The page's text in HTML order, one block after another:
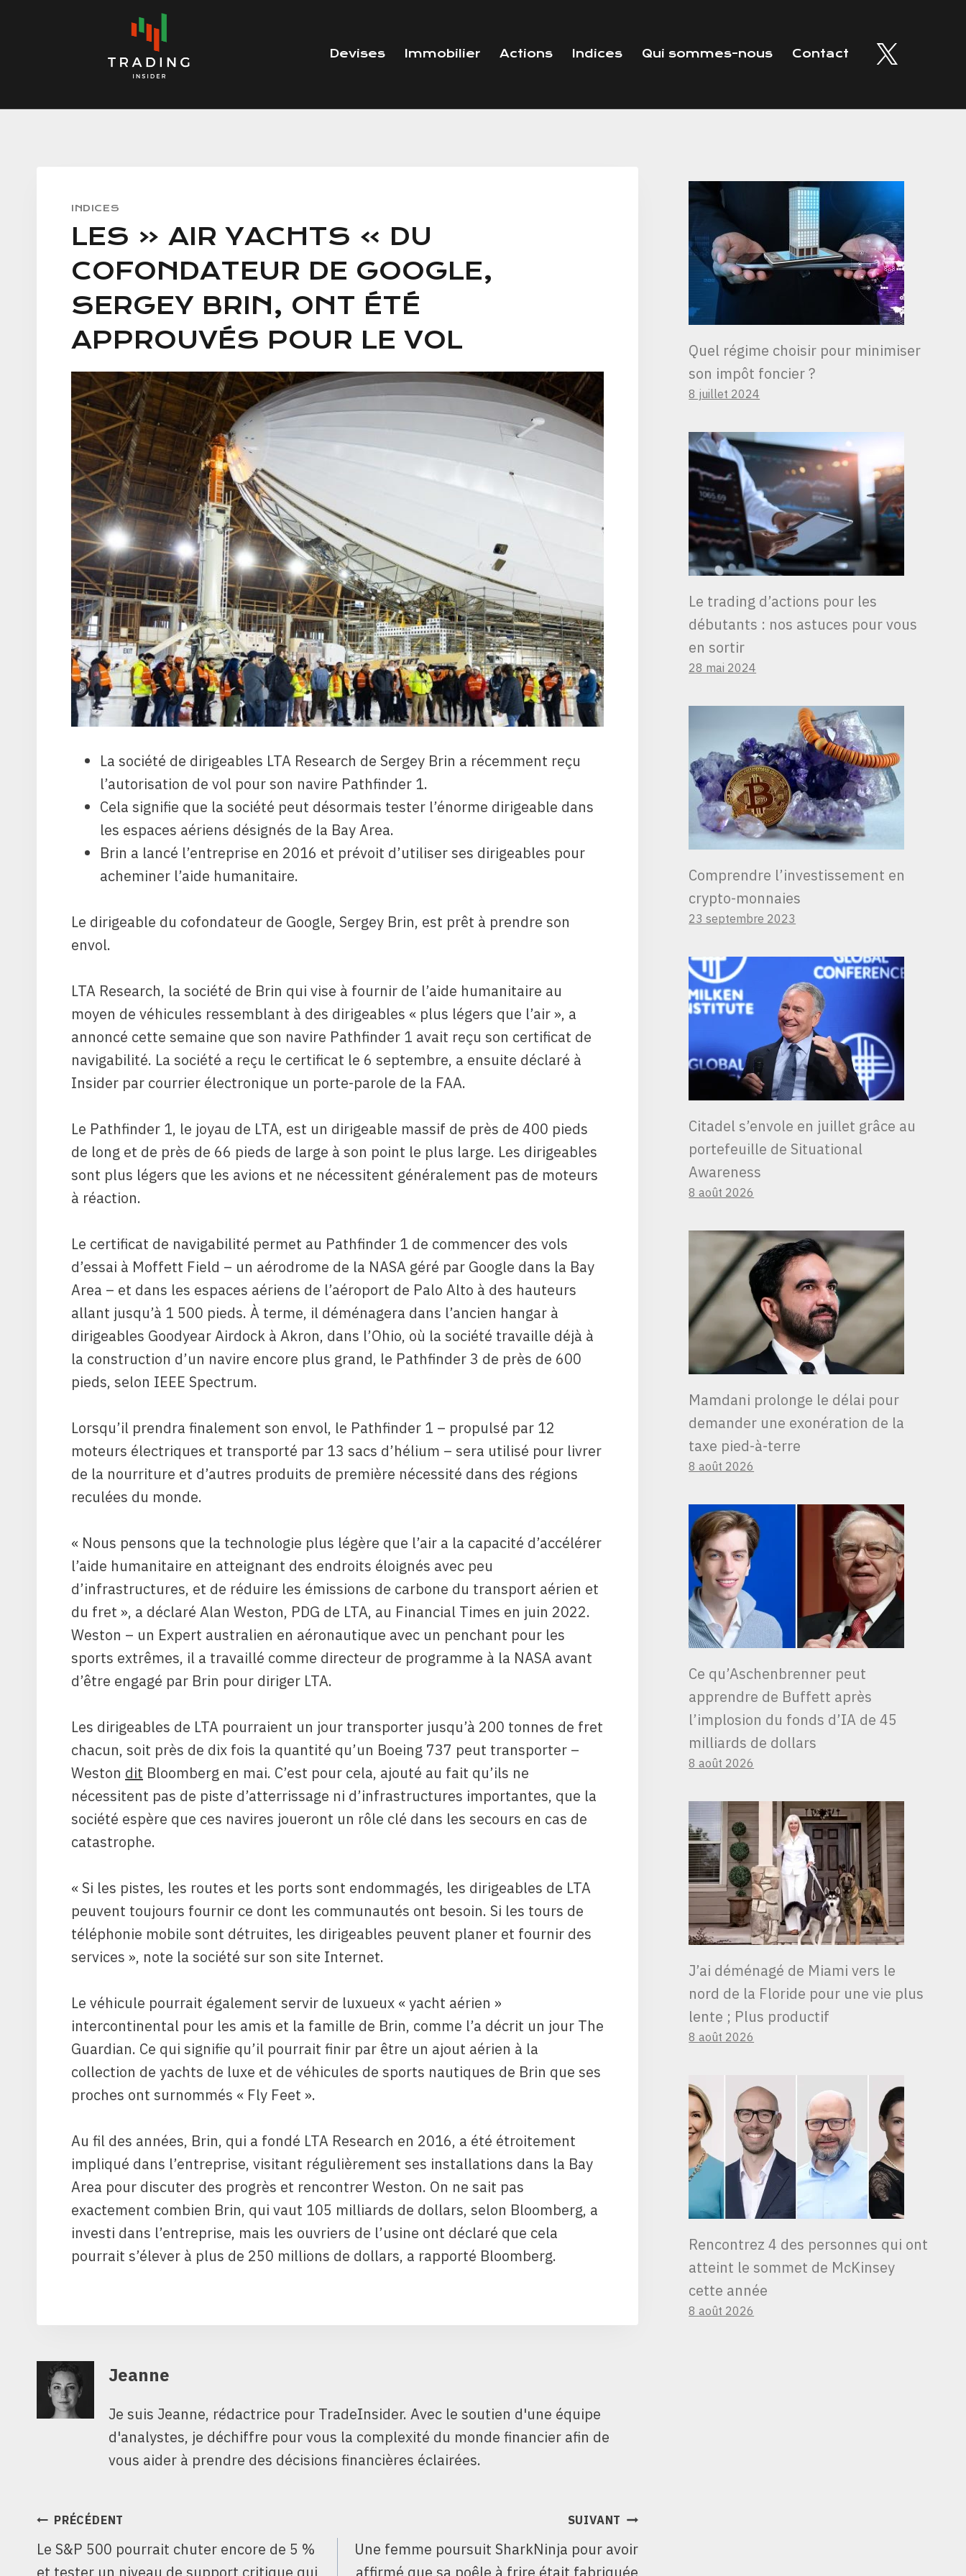
Devises Immobilier Actions Indices Qui sommes-nous Contact
INDICES
LES « AIR YACHTS » DU
COFONDATEUR DE GOOGLE,
SERGEY BRIN, ONT ÉTÉ
APPROUVÉS POUR LE VOL
La société de dirigeables LTA Research de Sergey Brin a récemment reçu
l’autorisation de vol pour son navire Pathfinder 1.
Cela signifie que la société peut désormais tester l’énorme dirigeable dans
les espaces aériens désignés de la Bay Area.
Brin a lancé l’entreprise en 2016 et prévoit d’utiliser ses dirigeables pour
acheminer l’aide humanitaire.
Le dirigeable du cofondateur de Google, Sergey Brin, est prêt à prendre son
envol.
LTA Research, la société de Brin qui vise à fournir de l’aide humanitaire au
moyen de véhicules ressemblant à des dirigeables « plus légers que l’air », a
annoncé cette semaine que son navire Pathfinder 1 avait reçu son certificat de
navigabilité. La société a reçu le certificat le 6 septembre, a ensuite déclaré à
Insider par courrier électronique un porte-parole de la FAA.
Le Pathfinder 1, le joyau de LTA, est un dirigeable massif de près de 400 pieds
de long et de près de 66 pieds de large à son point le plus large. Les dirigeables
sont plus légers que les avions et ne nécessitent généralement pas de moteurs
à réaction.
Le certificat de navigabilité permet au Pathfinder 1 de commencer des vols
d’essai à Moffett Field – un aérodrome de la NASA géré par Google dans la Bay
Area – et dans les espaces aériens de l’aéroport de Palo Alto à des hauteurs
allant jusqu’à 1 500 pieds. À terme, il déménagera dans l’ancien hangar à
dirigeables Goodyear Airdock à Akron, dans l’Ohio, où la société travaille déjà à
la construction d’un navire encore plus grand, le Pathfinder 3 de près de 600
pieds, selon IEEE Spectrum.
Lorsqu’il prendra finalement son envol, le Pathfinder 1 – propulsé par 12
moteurs électriques et transporté par 13 sacs d’hélium – sera utilisé pour livrer
de la nourriture et d’autres produits de première nécessité dans des régions
reculées du monde.
« Nous pensons que la technologie plus légère que l’air a la capacité d’accélérer
l’aide humanitaire en atteignant des endroits éloignés avec peu
d’infrastructures, et de réduire les émissions de carbone du transport aérien et
du fret », a déclaré Alan Weston, PDG de LTA, au Financial Times en juin 2022.
Weston – un Expert australien en aéronautique avec un penchant pour les
sports extrêmes, il a travaillé comme directeur de programme à la NASA avant
d’être engagé par Brin pour diriger LTA.
Les dirigeables de LTA pourraient un jour transporter jusqu’à 200 tonnes de fret
chacun, soit près de dix fois la quantité qu’un Boeing 737 peut transporter –
Weston dit Bloomberg en mai. C’est pour cela, ajouté au fait qu’ils ne
nécessitent pas de piste d’atterrissage ni d’infrastructures importantes, que la
société espère que ces navires joueront un rôle clé dans les secours en cas de
catastrophe.
« Si les pistes, les routes et les ports sont endommagés, les dirigeables de LTA
peuvent toujours fournir ce dont les communautés ont besoin. Si les tours de
téléphonie mobile sont détruites, les dirigeables peuvent planer et fournir des
services », note la société sur son site Internet.
Le véhicule pourrait également servir de luxueux « yacht aérien »
intercontinental pour les amis et la famille de Brin, comme l’a décrit un jour The
Guardian. Ce qui signifie qu’il pourrait finir par être un ajout aérien à la
collection de yachts de luxe et de véhicules de sports nautiques de Brin que ses
proches ont surnommés « Fly Feet ».
Au fil des années, Brin, qui a fondé LTA Research en 2016, a été étroitement
impliqué dans l’entreprise, visitant régulièrement ses installations dans la Bay
Area pour discuter des progrès et rencontrer Weston. On ne sait pas
exactement combien Brin, qui vaut 105 milliards de dollars, selon Bloomberg, a
investi dans l’entreprise, mais les ouvriers de l’usine ont déclaré que cela
pourrait s’élever à plus de 250 millions de dollars, a rapporté Bloomberg.
Jeanne
Je suis Jeanne, rédactrice pour TradeInsider. Avec le soutien d'une équipe
d'analystes, je déchiffre pour vous la complexité du monde financier afin de
vous aider à prendre des décisions financières éclairées.
NAVIGATION
DE
PRÉCÉDENT
Le S&P 500 pourrait chuter encore de 5 %
et tester un niveau de support critique qui
SUIVANT
Une femme poursuit SharkNinja pour avoir
affirmé que sa poêle à frire était fabriquée
Quel régime choisir pour minimiser
son impôt foncier ?
8 juillet 2024
Le trading d’actions pour les
débutants : nos astuces pour vous
en sortir
28 mai 2024
Comprendre l’investissement en
crypto-monnaies
23 septembre 2023
Citadel s’envole en juillet grâce au
portefeuille de Situational
Awareness
8 août 2026
Mamdani prolonge le délai pour
demander une exonération de la
taxe pied-à-terre
8 août 2026
Ce qu’Aschenbrenner peut
apprendre de Buffett après
l’implosion du fonds d’IA de 45
milliards de dollars
8 août 2026
J’ai déménagé de Miami vers le
nord de la Floride pour une vie plus
lente ; Plus productif
8 août 2026
Rencontrez 4 des personnes qui ont
atteint le sommet de McKinsey
cette année
8 août 2026